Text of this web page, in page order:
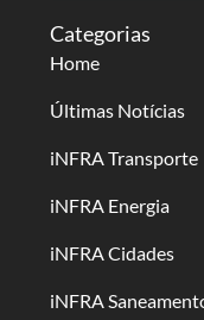
Categorias
Home
Últimas Notícias
iNFRA Transporte
iNFRA Energia
iNFRA Cidades
iNFRA